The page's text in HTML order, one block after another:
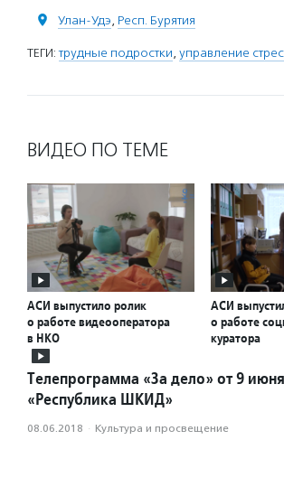
Улан-Удэ, Респ. Бурятия
ТЕГИ: трудные подростки, управление
ВИДЕО ПО ТЕМЕ
АСИ выпустило ролик
о работе видеооператора
в НКО
АСИ
о работе
куратора
Телепрограмма «За дело» от 9
«Республика ШКИД»
08.06.2018 · Культура и просвещение